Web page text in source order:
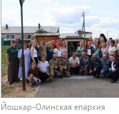
Йошкар-Олинская епархия